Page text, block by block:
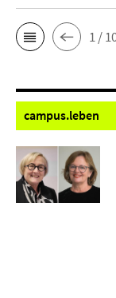
1 /
campus.leben